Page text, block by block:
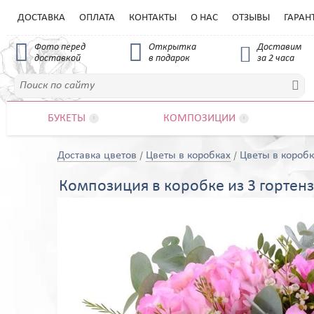

ДОСТАВКА ОПЛАТА КОНТАКТЫ О НАС ОТЗЫВЫ
 Фото перед
доставкой

Открытка
в подарок

Доставим
за 2 часа
БУКЕТЫ КОМПОЗИЦИИ
Доставка цветов Цветы в коробках Цветы в
Композиция в коробке из 3